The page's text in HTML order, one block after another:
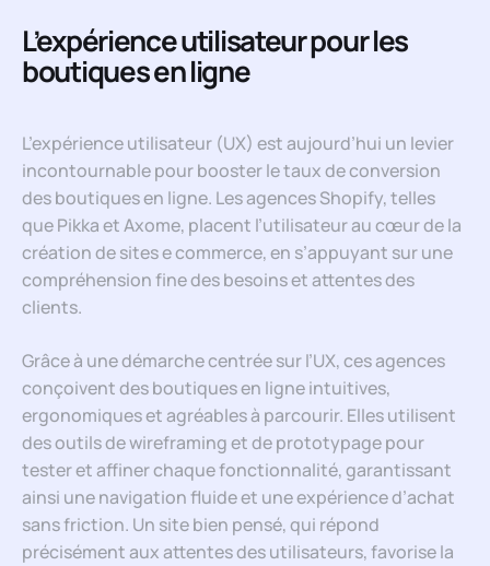
L’expérience utilisateur pour les
boutiques en ligne
L’expérience utilisateur (UX) est aujourd’hui un levier
incontournable pour booster le taux de conversion
des boutiques en ligne. Les agences Shopify, telles
que Pikka et Axome, placent l’utilisateur au cœur de la
création de sites e commerce, en s’appuyant sur une
compréhension fine des besoins et attentes des
clients.
Grâce à une démarche centrée sur l’UX, ces agences
conçoivent des boutiques en ligne intuitives,
ergonomiques et agréables à parcourir. Elles utilisent
des outils de wireframing et de prototypage pour
tester et affiner chaque fonctionnalité, garantissant
ainsi une navigation fluide et une expérience d’achat
sans friction. Un site bien pensé, qui répond
précisément aux attentes des utilisateurs, favorise la